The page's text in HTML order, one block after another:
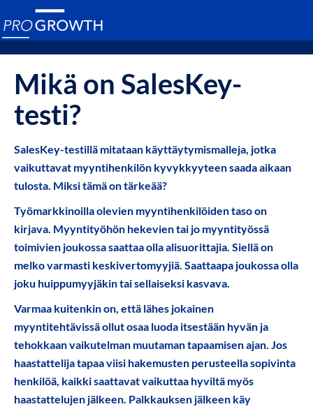
Mikä on SalesKey-
testi?
SalesKey-testillä mitataan käyttäytymismalleja, jotka
vaikuttavat myyntihenkilön kyvykkyyteen saada aikaan
tulosta. Miksi tämä on tärkeää?
Työmarkkinoilla olevien myyntihenkilöiden taso on
kirjava. Myyntityöhön hekevien tai jo myyntityössä
toimivien joukossa saattaa olla alisuorittajia. Siellä on
melko varmasti keskivertomyyjiä. Saattaapa joukossa olla
joku huippumyyjäkin tai sellaiseksi kasvava.
Varmaa kuitenkin on, että lähes jokainen
myyntitehtävissä ollut osaa luoda itsestään hyvän ja
tehokkaan vaikutelman muutaman tapaamisen ajan. Jos
haastattelija tapaa viisi hakemusten perusteella sopivinta
henkilöä, kaikki saattavat vaikuttaa hyviltä myös
haastattelujen jälkeen. Palkkauksen jälkeen käy